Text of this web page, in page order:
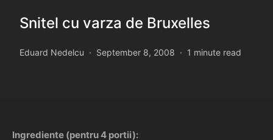
Snitel cu varza de Bruxelles
Eduard Nedelcu September 8, 2008 1 minute read
Ingrediente (pentru 4 portii):